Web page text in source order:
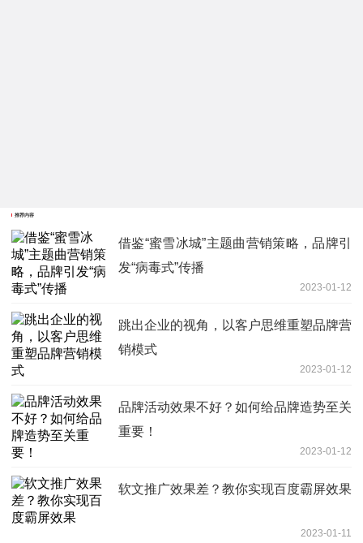
推荐内容
借鉴“蜜雪冰城”主题曲营销策略，品牌引
发“病毒式”传播
2023-01-12
跳出企业的视角，以客户思维重塑品牌营
销模式
2023-01-12
品牌活动效果不好？如何给品牌造势至关
重要！
2023-01-12
软文推广效果差？教你实现百度霸屏效果
2023-01-11